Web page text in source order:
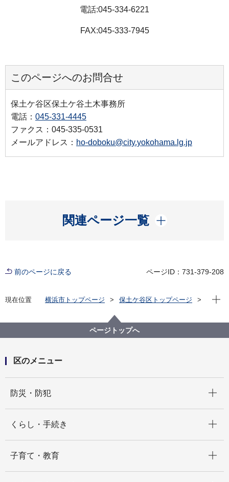
電話:045-334-6221
FAX:045-333-7945
このページへのお問合せ
保土ケ谷区保土ケ谷土木事務所
電話： 045-331-4445
ファクス：045-335-0531
メールアドレス： ho-doboku@city.yokohama.lg.jp
関連ページ一覧
開く
前のページに戻る ページID：731-379-208
現在位置 横浜市トップページ
保土ケ谷区トップページ
現在
ページトップへ
区のメニュー
防災・防犯
くらし・手続き
子育て・教育